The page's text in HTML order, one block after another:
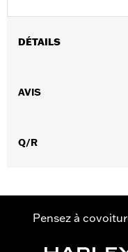
DÉTAILS
Collection:
GARANTIE:
Garantie du
AVIS
Q/R
Pensez à